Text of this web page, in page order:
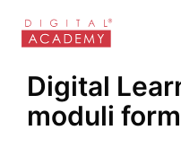
Digital
moduli